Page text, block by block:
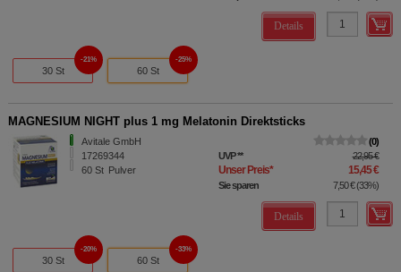
Details
30 St
21%
60 St
25%
MAGNESIUM NIGHT plus 1 mg Melatonin Direktsticks
Avitale GmbH
17269344
60 St Pulver
0
UVP** 22,95 €
Unser Preis* 15,45 €
Sie sparen 7,50 €(33%)
Details
30 St
20%
60 St
33%